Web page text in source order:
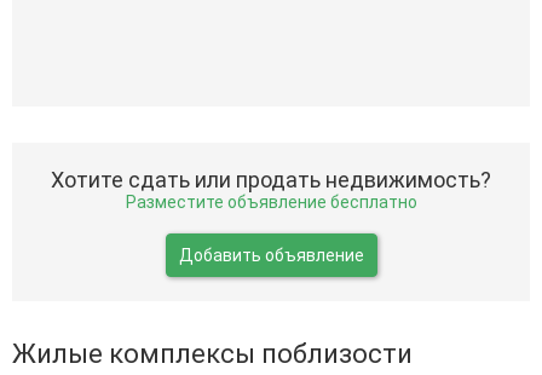
Хотите сдать или продать недвижимость?
Разместите объявление бесплатно
Добавить объявление
Жилые комплексы поблизости